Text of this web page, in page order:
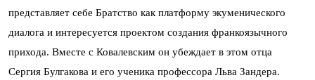
представляет себе Братство как платформу экуменического
диалога и интересуется проектом создания франкоязычного
прихода. Вместе с Ковалевским он убеждает в этом отца
Сергия Булгакова и его ученика профессора Льва Зандера.